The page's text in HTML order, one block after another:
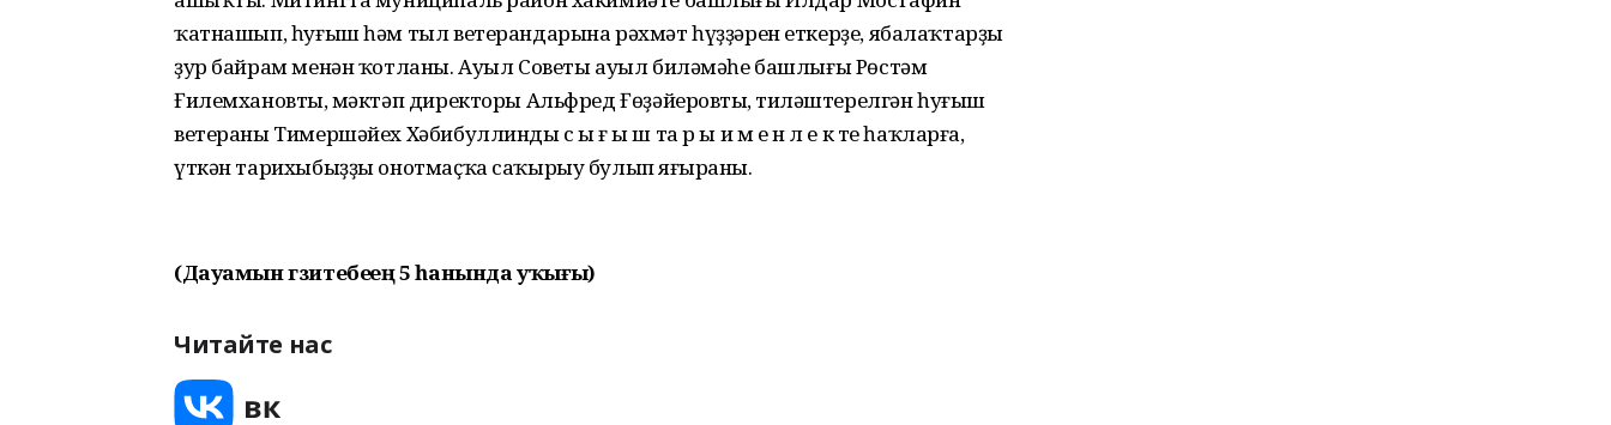
ҡатнашып, һуғыш һәм тыл ветерандарына рәхмәт һүҙҙәрен еткерҙе, ябалаҡтарҙы
ҙур байрам менән ҡотланы. Ауыл Советы ауыл биләмәһе башлығы Рөстәм
Ғилемхановтың, мәктәп директоры Альфред Ғөҙәйеровтың, тиңләштерелгән һуғыш
ветераны Тимершәйех Хәбибуллиндың с ы ғ ы ш та р ы и м е н л е к те һаҡларға,
үткән тарихыбыҙҙы онотмаҫҡа саҡырыу булып яңғыраны.
(Дауамын гзитебеҙҙең 5 һанында уҡығыҙ)
Читайте нас